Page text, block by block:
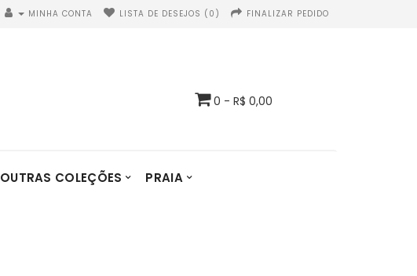
MINHA CONTA LISTA DE DESEJOS (0) FINALIZAR PEDIDO
0 - R$ 0,00
OUTRAS COLEÇÕES PRAIA